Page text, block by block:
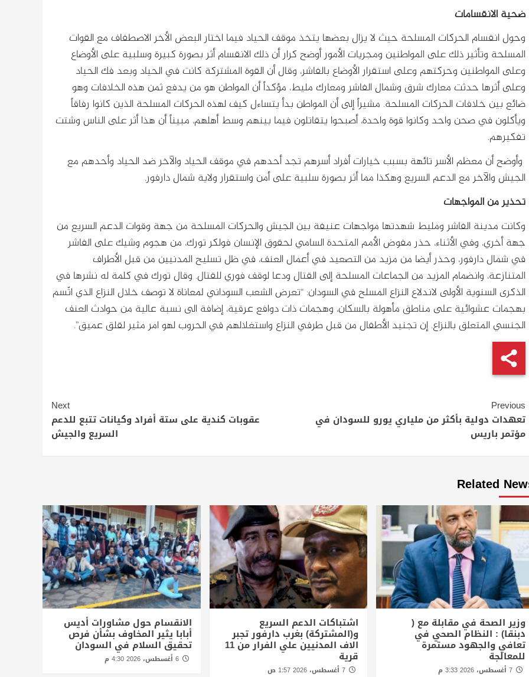
ضحية الانقسامات
وحول انقسام الحركات المسلحة حيث لا يزال بعضها يتخذ موقف الحياد فيما اختار البعض الأخر الاصطفاف مع القوات
المسلحة وتأثير ذلك على المواطنين ومجريات الأمور أوضح كرار أن ذلك الانقسام أثر بصورة كبيرة وسلبية على الأوضاع
وعلى المواطنين وحركتهم وعلى استقرار الأوضاع بالفاشر، وقال أن القوة المشتركة كانت في الحياد وبعد فك الحياد
وعلى أثرها حدثت معارك شرق وشمال الفاشر ومعارك مليط، مؤكداً أن المواطن هو من يدفع ثمن هذه الخلافات وهو
ضائع بين خلافات الحركات المسلحة. مشيراً إلى أن المواطن بدأ يتساءل كيف لهذه الحركات المسلحة الذين كانوا رفاقاً
ويأكلون في صحن واحد وكانوا قوة واحدة، أصبحوا يتقاتلون فيما بينهم وسط أهلهم، مبيناً أن هذا أثر على الناس وشتت
تفكيرهم.
وأوضح أن معظم الأسر تائهة بسبب خيارات أفراد أسرهم تجد أحدهم في موقف الحياد والآخر ضد الحياد وأحدهم مع
الجيش والآخر مع الدعم السريع وهكذا مما أثر بصورة سلبية على أمن واستقرار ولاية شمال دارفور.
تحذير من المواجهات
وكانت مدينة الفاشر ومليط شهدتها مواجهات عنيفة بين الجيش والحركات المسلحة من جهة وقوات الدعم السريع من
جهة أخري، وفي الأثناء، حذر مفوض الأمم المتحدة السامي لحقوق الإنسان فولكر تورك، من هجوم وشيك على الفاشر
في شمال دارفور، وحذر أيضا من مزيد من التصعيد في أعمال العنف، في ظل تسليح المدنيين من قبل الأطراف
المتنازعة، وانضمام المزيد من الجماعات المسلحة إلى القتال ودعا لوقف فوري للقتال. وقال تورك في كلمة له نشرها في
الذكرى السنوية الأولى لاندلاع النزاع المسلح في السودان: “تعرض الشعب السوداني لمعاناة لا توصف خلال النزاع الذي اتّسم
بهجمات عشوائية على مناطق مأهولة بالسكان، وهجمات ذات دوافع عرقية، إضافة الى نسبة عالية من حوادث العنف
الجنسي المتعلق بالنزاع. إن تجنيد الأطفال من قبل طرفي النزاع واستغلالهم في الحروب لهو امر مثير لقلق عميق”.
Continue
Reading
Previous
تعهدات دولية بأكثر من ملياري يورو للسودان في
مؤتمر باريس
Next
عقوبات كندية على ستة أفراد وكيانات تتبع للدعم
السريع والجيش
Related
وزير الصحة في مقابلة مع (
دبنقا) : النظام الصحي في
تعافي والجهود مستمرة
للمعالجة
7 أغسطس، 2026 3:33 م
اشتباكات الدعم السريع
و(المشتركة) بغرب دارفور تجبر
الاف المدنيين علي الفرار من 11
قرية
الانقسام حول مشاورات أديس
أبابا يثير المخاوف بشأن فرص
تحقيق السلام في السودان
6 أغسطس، 2026 4:30 م